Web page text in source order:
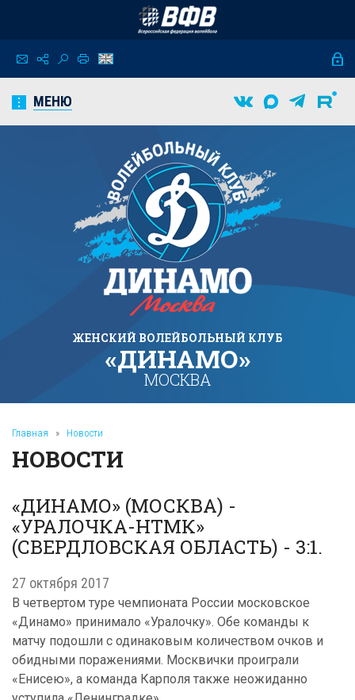
МЕНЮ
ЖЕНСКИЙ ВОЛЕЙБОЛЬНЫЙ КЛУБ
«ДИНАМО»
МОСКВА
Главная » Новости
НОВОСТИ
«ДИНАМО» (МОСКВА) -
«УРАЛОЧКА-НТМК»
(СВЕРДЛОВСКАЯ ОБЛАСТЬ) - 3:1.
27 октября 2017
В четвертом туре чемпионата России московское
«Динамо» принимало «Уралочку». Обе команды к
матчу подошли с одинаковым количеством очков и
обидными поражениями. Москвички проиграли
«Енисею», а команда Карполя также неожиданно